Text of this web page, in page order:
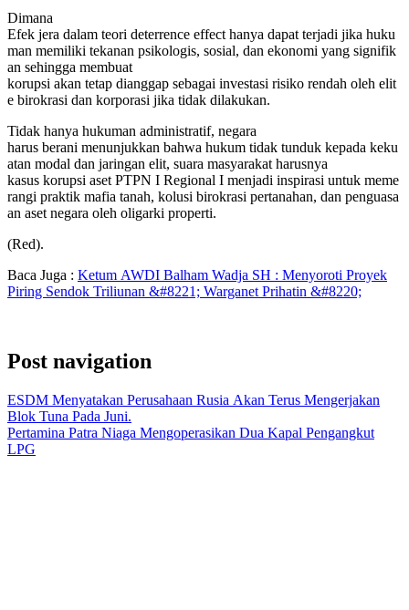
Efek jera dalam teori deterrence effecthanya dapatterjadi jika huku
man memiliki tekanan psikologis, sosial, dan ekonomi yang signifik
an sehingga membuat
korupsi akan tetap dianggap sebagai investasi risiko rendah oleh elit
e birokrasi dan korporasi jika tidak dilakukan.
Tidak hanya hukuman administratif, negara
harus berani menunjukkan bahwa hukum tidak tunduk kepada keku
atan modal dan jaringan elit, suara masyarakat
kasus korupsi asetPTPN I Regional I menjadi inspirasi untuk meme
rangi praktik mafia tanah, kolusi birokrasi pertanahan, dan penguasa
an asetnegara oleh oligarki properti.
(Red).
Baca Juga : Ketum AWDI Balham Wadja SH : Menyoroti Proyek
Piring Sendok Triliunan &#8221; Warganet Prihatin &#8220;
Post navigation
ESDM Menyatakan Perusahaan Rusia Akan Terus Mengerjakan
Blok Tuna Pada Juni.
Pertamina Patra Niaga Mengoperasikan Dua Kapal Pengangkut
LPG